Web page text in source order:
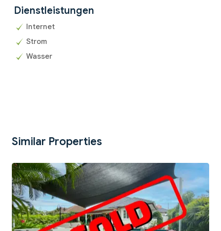
Dienstleistungen
Internet
Strom
Wasser
Similar Properties